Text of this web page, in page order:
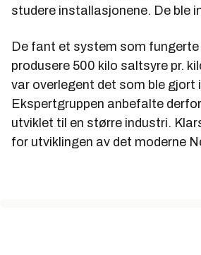
studere installasjonene. De ble
De fant et system som
produsere 500 kilo saltsyre pr.
var overlegent det som ble gjort
Ekspertgruppen anbefalte
utviklet til en større industri.
for utviklingen av det moderne